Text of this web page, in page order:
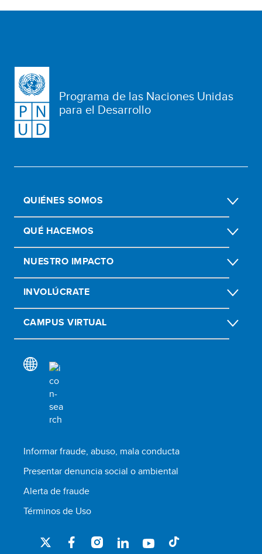
Programa de las Naciones Unidas
para el Desarrollo
QUIÉNES SOMOS
QUÉ HACEMOS
NUESTRO IMPACTO
INVOLÚCRATE
CAMPUS VIRTUAL
Informar fraude, abuso, mala conducta
Presentar denuncia social o ambiental
Alerta de fraude
Términos de Uso